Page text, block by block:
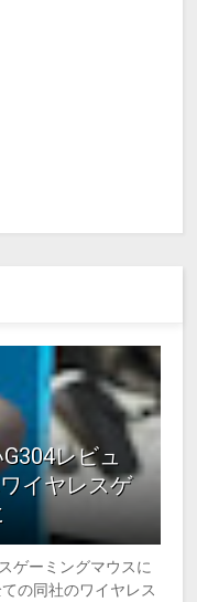
レビュ
イヤレスゲ
ゲーミングマウスに
の同社のワイヤレス